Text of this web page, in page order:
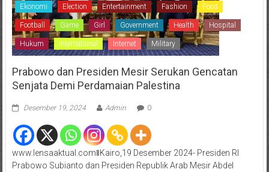
Ekonomi Election Entertainment Fashion Food
Football Game Girl Government Health Hospital
Hukum International Internet Military
Prabowo dan Presiden Mesir Serukan Gencatan
Senjata Demi Perdamaian Palestina
Desember 19, 2024 Admin 0
www.lensaaktual.comǁKairo,19 Desember 2024- Presiden RI
Prabowo Subianto dan Presiden Republik Arab Mesir Abdel